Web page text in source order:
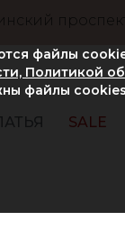
SALE
файлы
Политикой
файлы